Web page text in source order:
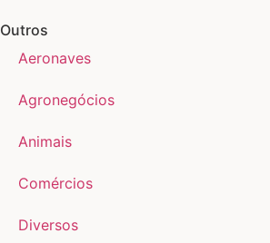
Outros
Aeronaves
Agronegócios
Animais
Comércios
Diversos